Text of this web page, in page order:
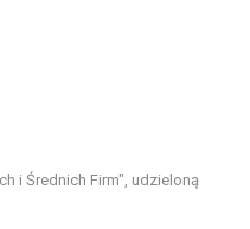
i Średnich Firm", udzieloną